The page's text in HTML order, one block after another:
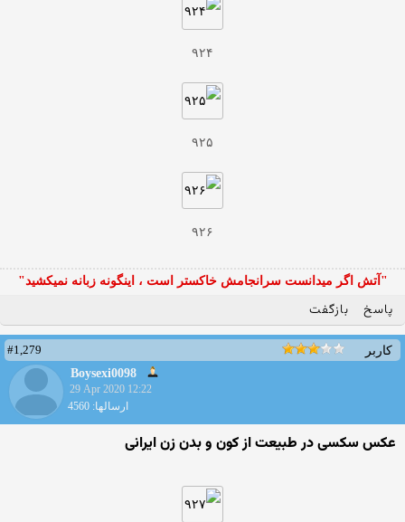
۹۲۴
۹۲۵
۹۲۶
"آتش اگر ميدانست سرانجامش خاكستر است ، اينگونه زبانه نميكشيد"
پاسخ بازگفت
کاربر
#1,279
Boysexi0098
29 Apr 2020 12:22
ارسالها: 4560
عکس سکسی در طبیعت از کون و بدن زن ایرانی